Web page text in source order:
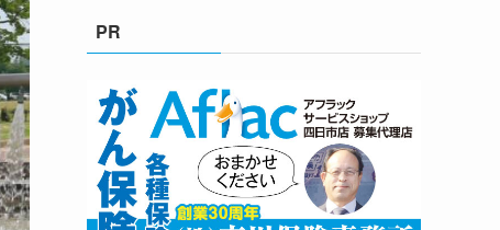
ーPR